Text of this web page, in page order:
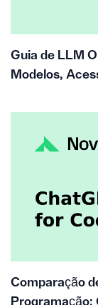
Guia de LLM
Modelos,
Comparação
Programação: